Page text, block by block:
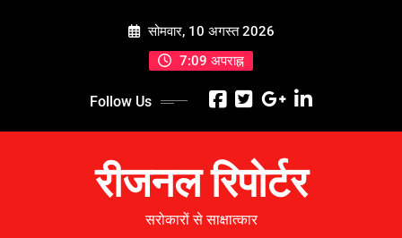
सोमवार, 10 अगस्त 2026
7:09 अपराह्न
Follow Us
रीजनल रिपोर्टर
सरोकारों से साक्षात्कार